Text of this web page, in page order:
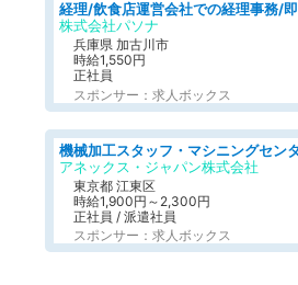
株式会社パソナ
兵庫県 加古川市
時給1,550円
正社員
スポンサー：求人ボックス
アネックス・ジャパン株式会社
東京都 江東区
時給1,900円～2,300円
正社員 / 派遣社員
スポンサー：求人ボックス